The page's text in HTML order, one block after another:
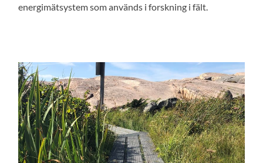
energimätsystem som används i forskning i fält.